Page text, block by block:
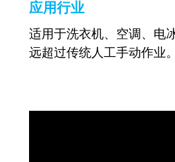
应用行业
适用于洗衣机、空调、电
远超过传统人工手动作业。